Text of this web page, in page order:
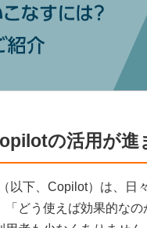
の活用が進
以下、Copilot）は、日
「どう使えば効果的な